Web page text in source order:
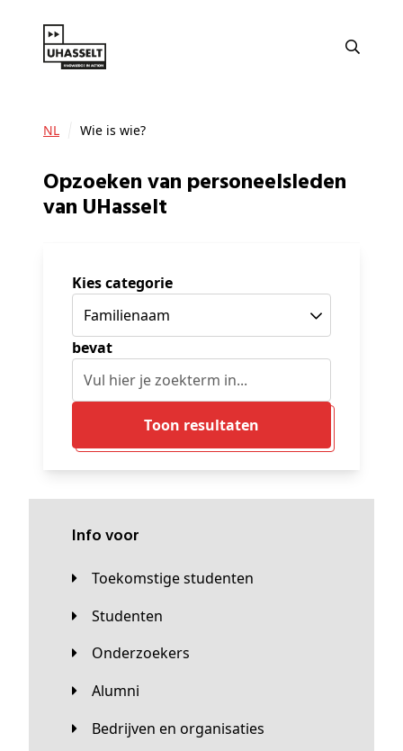
NL Wie is wie?
Opzoeken van personeelsleden
van UHasselt
Kies categorie
bevat
Toon resultaten
Info voor
Toekomstige studenten
Studenten
Onderzoekers
Alumni
Bedrijven en organisaties